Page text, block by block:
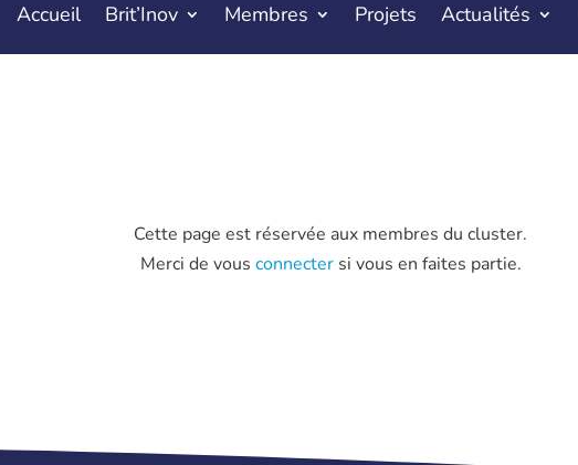
Accueil Brit’Inov Membres Projets Actualités
Cette page est réservée aux membres du cluster.
Merci de vous connectersi vous en faites partie.